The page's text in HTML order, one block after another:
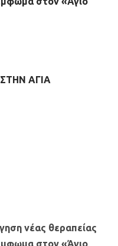
ΑΓΙΑ
νέας θεραπείας